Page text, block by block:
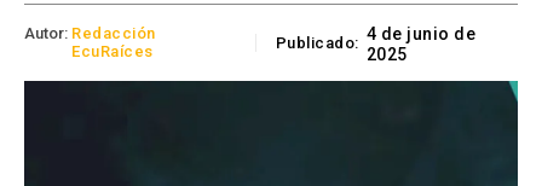
Autor: Redacción
EcuRaíces
Publicado: 4 de junio de
2025